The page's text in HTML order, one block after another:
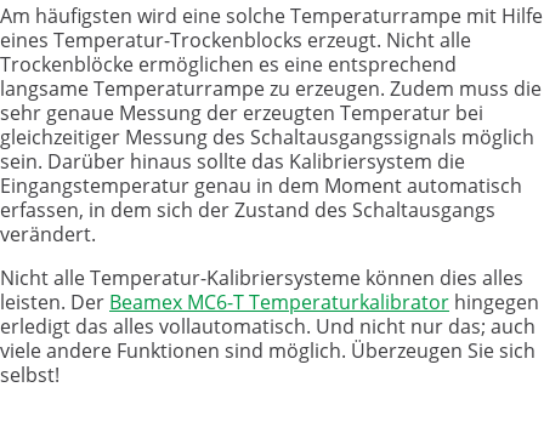
Am häufigsten wird eine solche Temperaturrampe mit Hilfe
eines Temperatur-Trockenblocks erzeugt. Nicht alle
Trockenblöcke ermöglichen es eine entsprechend
langsame Temperaturrampe zu erzeugen. Zudem muss die
sehr genaue Messung der erzeugten Temperatur bei
gleichzeitiger Messung des Schaltausgangssignals möglich
sein. Darüber hinaus sollte das Kalibriersystem die
Eingangstemperatur genau in dem Moment automatisch
erfassen, in dem sich der Zustand des Schaltausgangs
verändert.
Nicht alle Temperatur-Kalibriersysteme können dies alles
leisten. Der Beamex MC6-T Temperaturkalibrator hingegen
erledigt das alles vollautomatisch. Und nicht nur das; auch
viele andere Funktionen sind möglich. Überzeugen Sie sich
selbst!